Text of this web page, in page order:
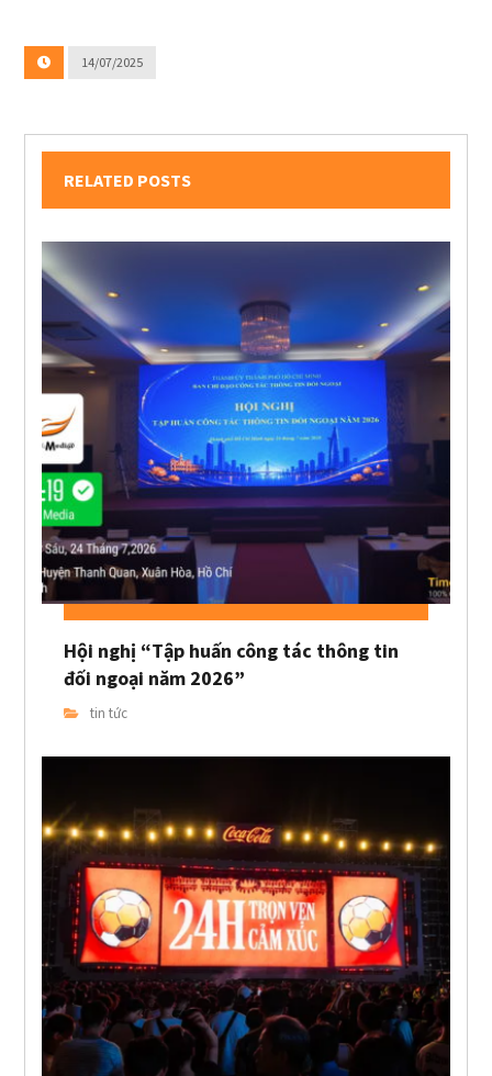
14/07/2025
RELATED POSTS
Hội nghị “Tập huấn công tác thông tin
đối ngoại năm 2026”
tin tức